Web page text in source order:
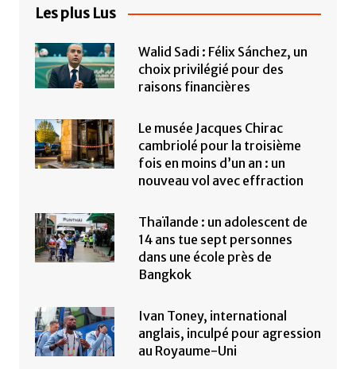
Les plus Lus
Walid Sadi : Félix Sánchez, un
choix privilégié pour des
raisons financières
Le musée Jacques Chirac
cambriolé pour la troisième
fois en moins d’un an : un
nouveau vol avec effraction
Thaïlande : un adolescent de
14 ans tue sept personnes
dans une école près de
Bangkok
Ivan Toney, international
anglais, inculpé pour agression
au Royaume-Uni